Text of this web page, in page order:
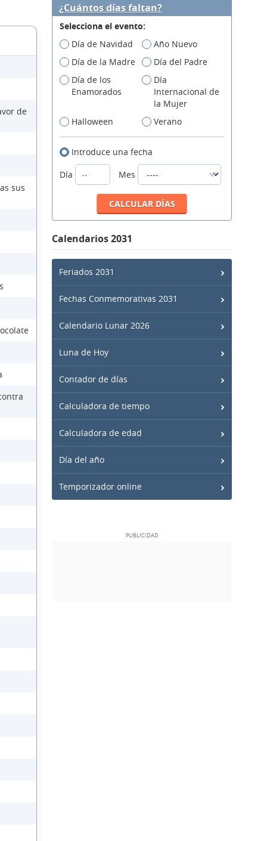
de
sus
¿Cuántos días faltan?
Selecciona el evento:
Día de Navidad
Año Nuevo
Día de la Madre
Día del Padre
Día de los
Enamorados
Día
Internacional de
la Mujer
Halloween
Verano
Introduce una fecha
Día
Mes
Calendarios 2031
Feriados 2031
Fechas Conmemorativas 2031
Calendario Lunar 2026
Luna de Hoy
Contador de días
Calculadora de tiempo
Calculadora de edad
Día del año
Temporizador online